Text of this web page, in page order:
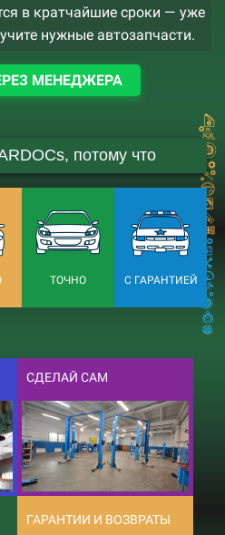
в кратчайшие сроки — уже
нужные автозапчасти.
МЕНЕДЖЕРА
потому что
ТОЧНО С ГАРАНТИЕЙ
СДЕЛАЙ САМ
ГАРАНТИИ И ВОЗВРАТЫ